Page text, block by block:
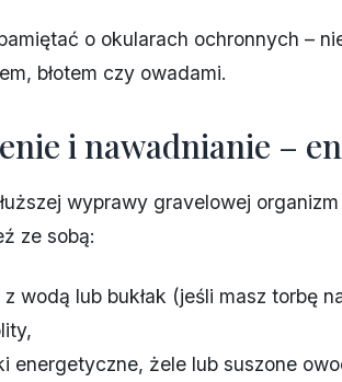
o okularach ochronnych –
błotem czy owadami.
i nawadnianie –
wyprawy gravelowej
ze sobą:
wodą lub bukłak (jeśli masz torbę
energetyczne, żele lub suszone